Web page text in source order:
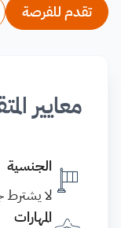
تقدم للفرصة
معايير
الجنسية
لا
المهارات